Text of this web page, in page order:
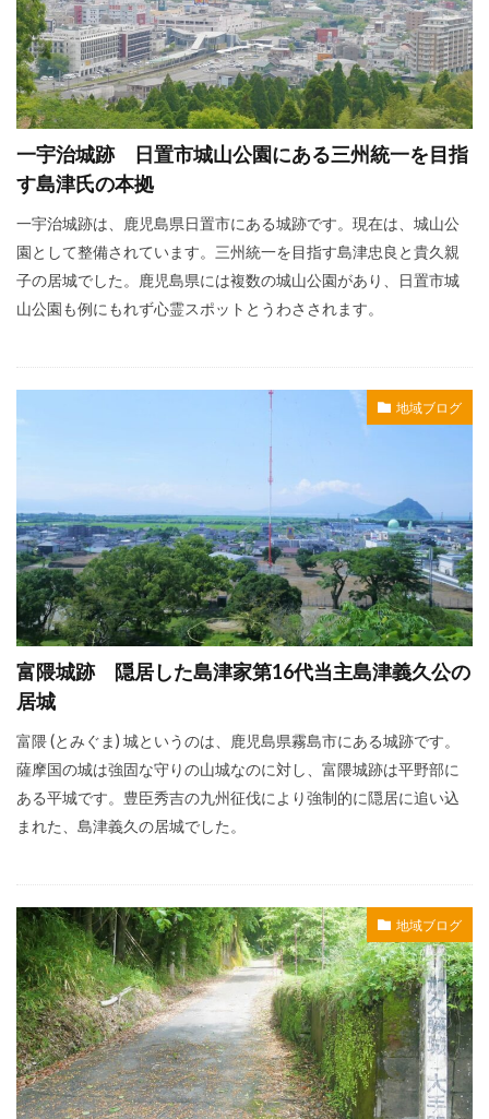
一宇治城跡 日置市城山公園にある三州統一を目指
す島津氏の本拠
一宇治城跡は、鹿児島県日置市にある城跡です。現在は、城山公
園として整備されています。三州統一を目指す島津忠良と貴久親
子の居城でした。鹿児島県には複数の城山公園があり、日置市城
山公園も例にもれず心霊スポットとうわさされます。
地域ブログ
富隈城跡 隠居した島津家第16代当主島津義久公の
居城
富隈 (とみぐま) 城というのは、鹿児島県霧島市にある城跡です。
薩摩国の城は強固な守りの山城なのに対し、富隈城跡は平野部に
ある平城です。豊臣秀吉の九州征伐により強制的に隠居に追い込
まれた、島津義久の居城でした。
地域ブログ